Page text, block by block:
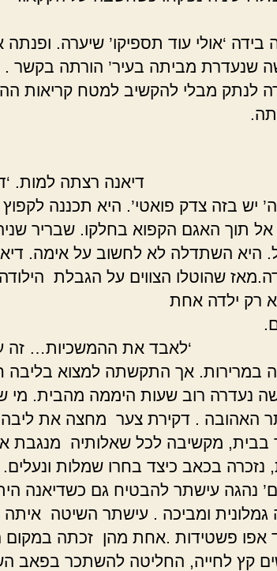
בידה ‘אולי עוד תספיקו’ שיערה. ופנתה
שנעדרת מביתה בעיר’ הורתה בקשר .
לנתק מבלי להקשיב למטח קריאות
רצתה למות. ‘דווקא
יש בזה צדק פואטי’. היא תכננה
אל תוך האגם הקפוא בחלקו. שבריר
היא השתדלה לא לחשוב על אימה.
שהוטלו הצווים על הגבלת
רק ילדה אחת
את ההמשכיות… זה עלול
במרירות. אך התקשתה למצוא בליבה
נעדרה רוב שעות היממה מהבית. מי
האהובה . דקירת צער מחצה את
בבית, מקשיבה לכל שאלותיה מנגבת
נזכרה בכאב כיצד בחרו שמלות
נהגה עישתר להבטיח גם כשדיאנה
גמלונית ומביכה . עישתר השיטה איתה
אפו פשטידות .אחת מהן זכתה במקום
קץ לחייה, החליטה להשתכר בפאב